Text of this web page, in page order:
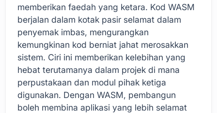
memberikan faedah yang ketara. Kod WASM
berjalan dalam kotak pasir selamat dalam
penyemak imbas, mengurangkan
kemungkinan kod berniat jahat merosakkan
sistem. Ciri ini memberikan kelebihan yang
hebat terutamanya dalam projek di mana
perpustakaan dan modul pihak ketiga
digunakan. Dengan WASM, pembangun
boleh membina aplikasi yang lebih selamat